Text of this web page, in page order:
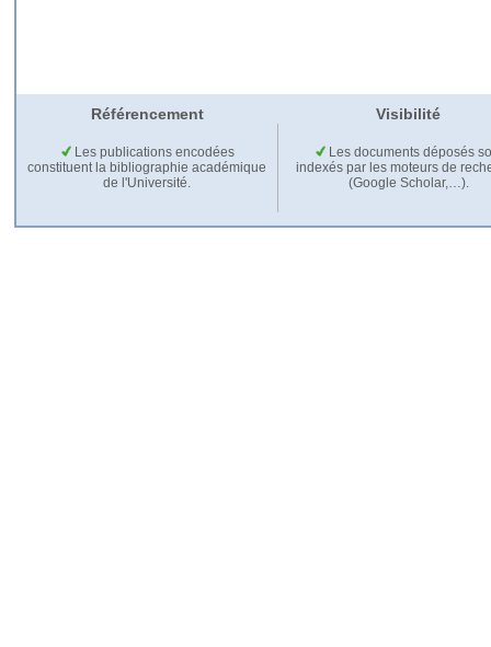
Référencement Visibilité
Les publications encodées
constituent la bibliographie académique
de l'Université.
Les documents déposés
indexés par les moteurs de
(Google Scholar,…).